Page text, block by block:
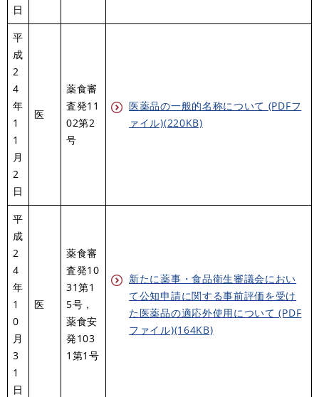
日
平
成
2
4
年
1
1
月
2
日
医
薬食審
査発11
02第2
号
医薬品の一般的名称について (PDFフ
ァイル)(220KB)
平
成
2
4
年
1
0
月
3
1
日
医
薬食審
査発10
31第1
5号，
薬食安
発103
1第1号
新たに薬事・食品衛生審議会におい
て公知申請に関する事前評価を受け
た医薬品の適応外使用について (PDF
ファイル)(164KB)